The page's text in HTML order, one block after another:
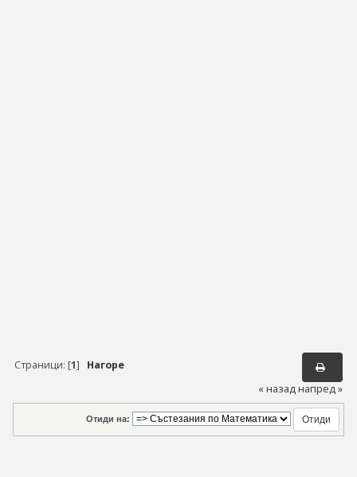
Страници: [1] Нагоре
« назад напред »
Отиди на: